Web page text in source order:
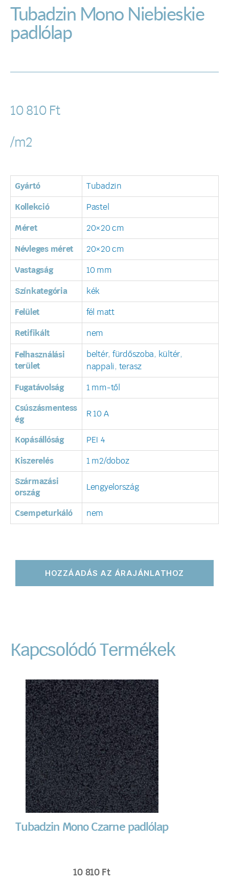
Tubadzin Mono Niebieskie
padlólap
10 810 Ft
/m2
Gyártó Tubadzin
Kollekció Pastel
Méret 20×20 cm
Névleges méret 20×20 cm
Vastagság 10 mm
Színkategória kék
Felület fél matt
Retifikált nem
Felhasználási
terület
beltér, fürdőszoba, kültér,
nappali, terasz
Fugatávolság 1 mm-től
Csúszásmentess
ég
R 10 A
Kopásállóság PEI 4
Kiszerelés 1 m2/doboz
Származási
ország
Lengyelország
Csempeturkáló nem
HOZZÁADÁS AZ ÁRAJÁNLATHOZ
Kapcsolódó Termékek
Tubadzin Mono Czarne padlólap
10 810 Ft